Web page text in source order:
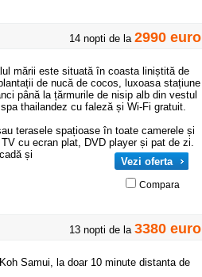
14 nopti de la 2990 euro
mării este situată în coasta liniștită de
de nucă de cocos, luxoasa stațiune
până la țărmurile de nisip alb din vestul
thailandez cu faleză și Wi-Fi gratuit.
terasele spațioase în toate camerele și
cu ecran plat, DVD player și pat de zi.
și
Vezi oferta
Compara
13 nopti de la 3380 euro
Samui, la doar 10 minute distanta de